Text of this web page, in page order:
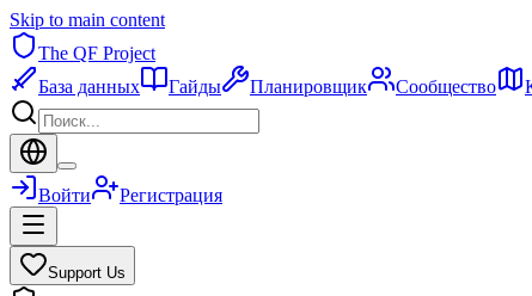
Skip to main content
The QF Project
База данных
Гайды Планировщик Сообщество
Войти Регистрация
Support Us